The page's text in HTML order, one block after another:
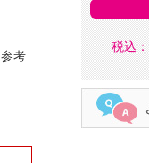
参考
税込：